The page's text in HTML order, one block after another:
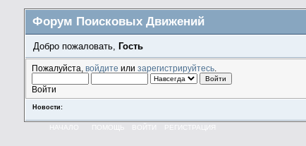
Форум Поисковых Движений
Добро пожаловать, Гость
Пожалуйста, войдите или зарегистрируйтесь.
Войти
Новости:
НАЧАЛО ПОМОЩЬ ВОЙТИ РЕГИСТРАЦИЯ